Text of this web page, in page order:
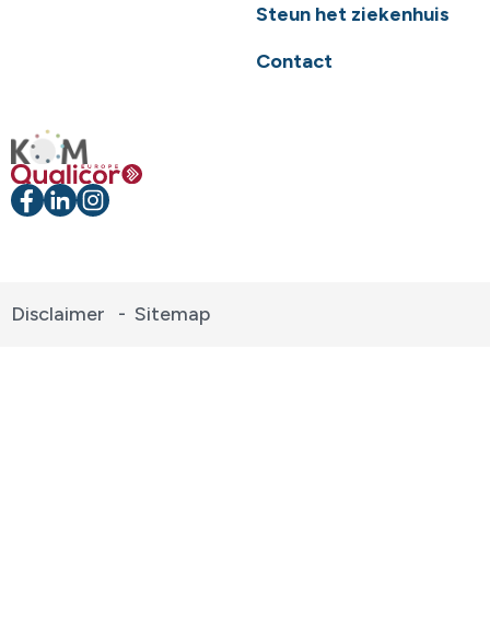
Steun het ziekenhuis
Contact
Disclaimer - Sitemap